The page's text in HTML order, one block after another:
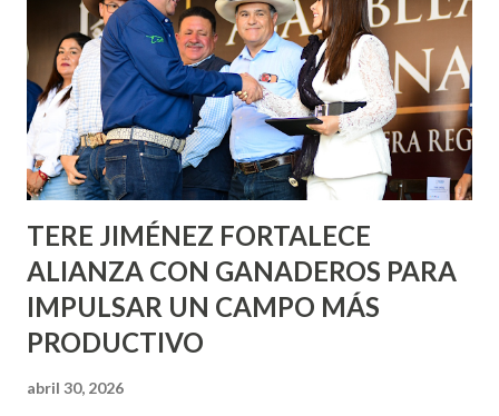
Nieto, entre Jesús F. Elizondo y la calle 22 de Octubre, con
lo que se aplicará pintura en 66 casas. Posteriormente se
llevará este programa a Villas de Nuestra Señora de la
Asunción, Avenida Alameda y Decreto 27 de Septiembre, en
los edificios FOVISSSTE Ojo de Agua, en la comunidad
Norias de Paso Hondo y en los edificios de...
TERE JIMÉNEZ FORTALECE
ALIANZA CON GANADEROS PARA
IMPULSAR UN CAMPO MÁS
PRODUCTIVO
abril 30, 2026